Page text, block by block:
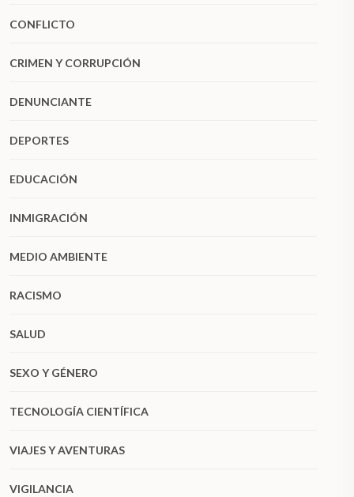
CONFLICTO
CRIMEN Y CORRUPCIÓN
DENUNCIANTE
DEPORTES
EDUCACIÓN
INMIGRACIÓN
MEDIO AMBIENTE
RACISMO
SALUD
SEXO Y GÉNERO
TECNOLOGÍA CIENTÍFICA
VIAJES Y AVENTURAS
VIGILANCIA